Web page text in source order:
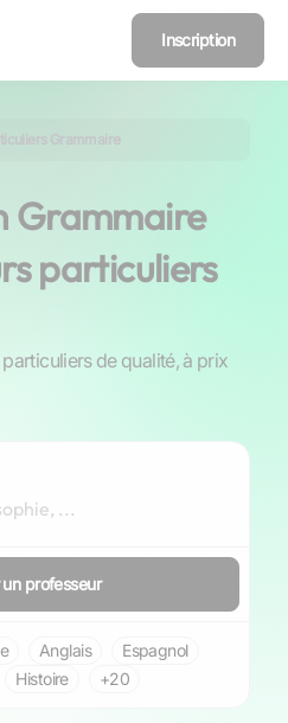
Inscription
Grammaire
Grammaire
particuliers
de qualité, à prix
professeur
Anglais
Espagnol
Histoire +20